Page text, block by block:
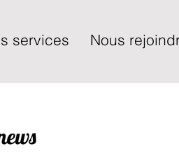
services Nous